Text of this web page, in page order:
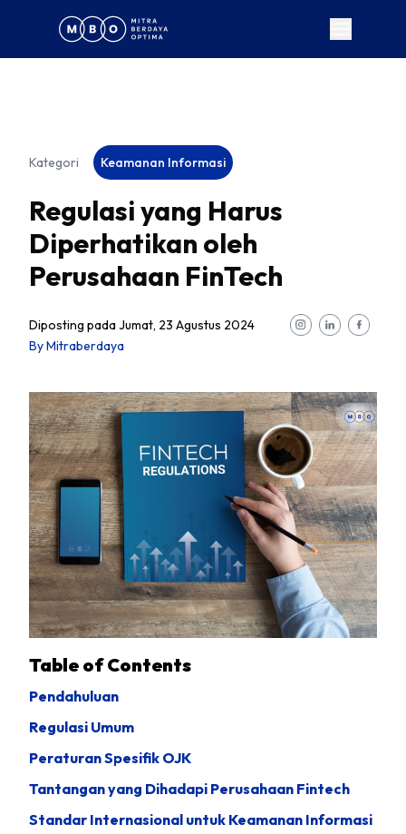
Kategori Keamanan Informasi
Regulasi yang Harus
Diperhatikan oleh
Perusahaan FinTech
Diposting padaJumat, 23 Agustus 2024
ByMitraberdaya
Table of Contents
Pendahuluan
Regulasi Umum
Peraturan Spesifik OJK
Tantangan yang Dihadapi Perusahaan Fintech
Standar Internasional untuk Keamanan Informasi